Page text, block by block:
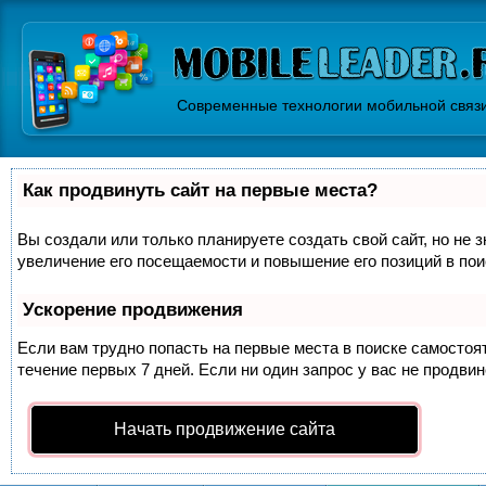
Современные технологии мобильной
Как продвинуть сайт на первые места?
Вы создали или только планируете создать свой сайт, но
увеличение его посещаемости и повышение его позиций в
Ускорение продвижения
Если вам трудно попасть на первые места в поиске
течение первых 7 дней. Если ни один запрос у вас не
Начать продвижение сайта